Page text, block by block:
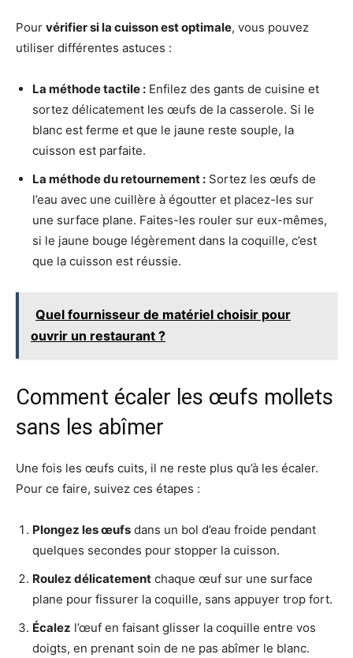
Pour vérifier si la cuisson est optimale, vous pouvez
utiliser différentes astuces :
La méthode tactile : Enfilez des gants de cuisine et
sortez délicatement les œufs de la casserole. Si le
blanc est ferme et que le jaune reste souple, la
cuisson est parfaite.
La méthode du retournement : Sortez les œufs de
l’eau avec une cuillère à égoutter et placez-les sur
une surface plane. Faites-les rouler sur eux-mêmes,
si le jaune bouge légèrement dans la coquille, c’est
que la cuisson est réussie.
Quel fournisseur de matériel choisir pour
ouvrir un restaurant ?
Comment écaler les œufs mollets
sans les abîmer
Une fois les œufs cuits, il ne reste plus qu’à les écaler.
Pour ce faire, suivez ces étapes :
Plongez les œufs dans un bol d’eau froide pendant
quelques secondes pour stopper la cuisson.
Roulez délicatement chaque œuf sur une surface
plane pour fissurer la coquille, sans appuyer trop fort.
Écalez l’œuf en faisant glisser la coquille entre vos
doigts, en prenant soin de ne pas abîmer le blanc.